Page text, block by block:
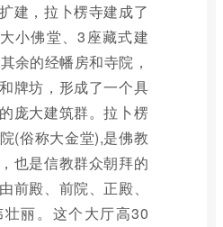
建，拉卜楞寺建成了
小佛堂、3座藏式建
余的经幡房和寺院，
牌坊，形成了一个具
庞大建筑群。拉卜楞
(俗称大金堂),是佛教
也是信教群众朝拜的
前殿、前院、正殿、
丽。这个大厅高30